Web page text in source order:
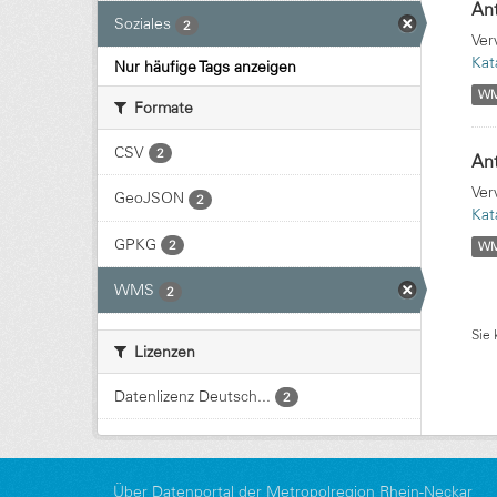
Soziales 2
Nur häufige Tags anzeigen
Formate
CSV 2
GeoJSON 2
GPKG 2
WMS 2
Lizenzen
Datenlizenz Deutsch... 2
Sie
Über Datenportal der Metropolregion Rhein-Neckar